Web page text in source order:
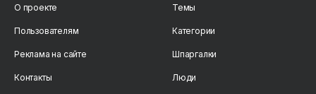
О проекте
Пользователям
Реклама на сайте
Контакты
Темы
Категории
Шпаргалки
Люди